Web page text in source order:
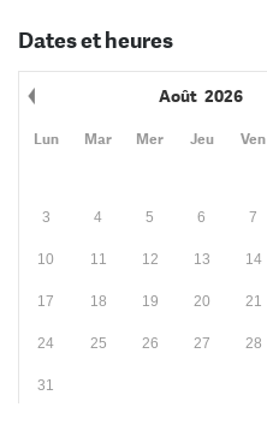
Dates et heures
Août 2026
Lun Mar Mer Jeu Ven
3 4 5 6 7
10 11 12 13 14
17 18 19 20 21
24 25 26 27 28
31